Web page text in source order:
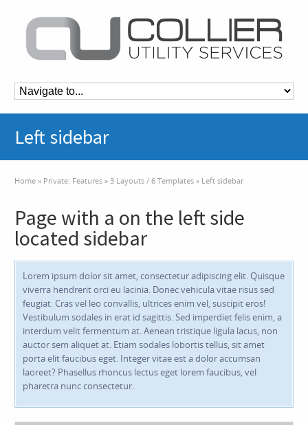
Left sidebar
Home » Private: Features » 3 Layouts / 6 Templates » Left sidebar
Page with a on the left side
located sidebar
Lorem ipsum dolor sit amet, consectetur adipiscing elit. Quisque
viverra hendrerit orci eu lacinia. Donec vehicula vitae risus sed
feugiat. Cras vel leo convallis, ultrices enim vel, suscipit eros!
Vestibulum sodales in erat id sagittis. Sed imperdiet felis enim, a
interdum velit fermentum at. Aenean tristique ligula lacus, non
auctor sem aliquet at. Etiam sodales lobortis tellus, sit amet
porta elit faucibus eget. Integer vitae est a dolor accumsan
laoreet? Phasellus rhoncus lectus eget lorem faucibus, vel
pharetra nunc consectetur.